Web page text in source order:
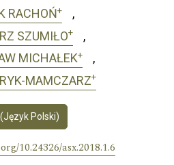
RACHOŃ+
SZUMIŁO+
MICHAŁEK+
MAMCZARZ+
Polski)
10.24326/asx.2018.1.6